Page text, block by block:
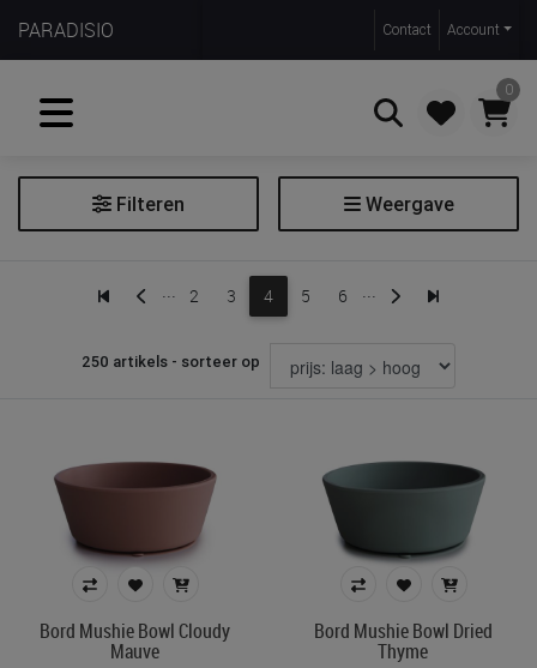
PARADISIO Contact Account
0
Zoeken
Filteren Weergave
... 2 3 4 5 6 ...
250 artikels - sorteer op
Bord Mushie Bowl Cloudy
Mauve
Bord Mushie Bowl Dried
Thyme